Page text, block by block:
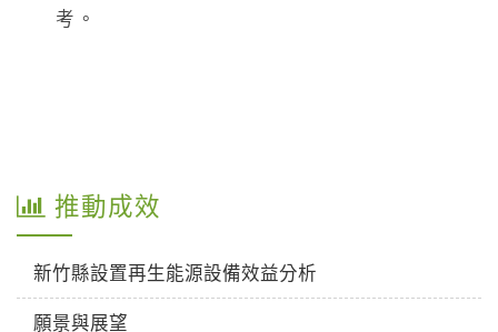
考。
推動成效
新竹縣設置再生能源設備效益分析
願景與展望